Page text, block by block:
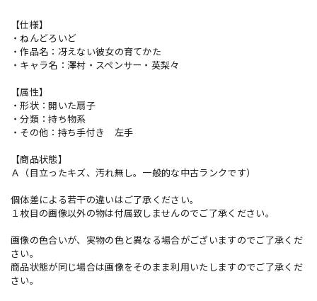
【仕様】
・ねんどろいど
・作品名：冴えない彼女の育てかた
・キャラ名：澤村・スペンサー・英梨々
【属性】
・形状：開いた扇子
・分類：持ち物系
・その他：持ち手付き 左手
【商品状態】
Ａ（目立ったキズ、汚れ無し。一般的な中古ランクです）
個体差による若干の違いはご了承ください。
１枚目の画像以外の物は付属致しませんのでご了承ください。
画像の色合いが、実物の色と異なる場合がございますのでご了承くだ
さい。
商品状態が同じ場合は画像をそのまま利用いたしますのでご了承くだ
さい。